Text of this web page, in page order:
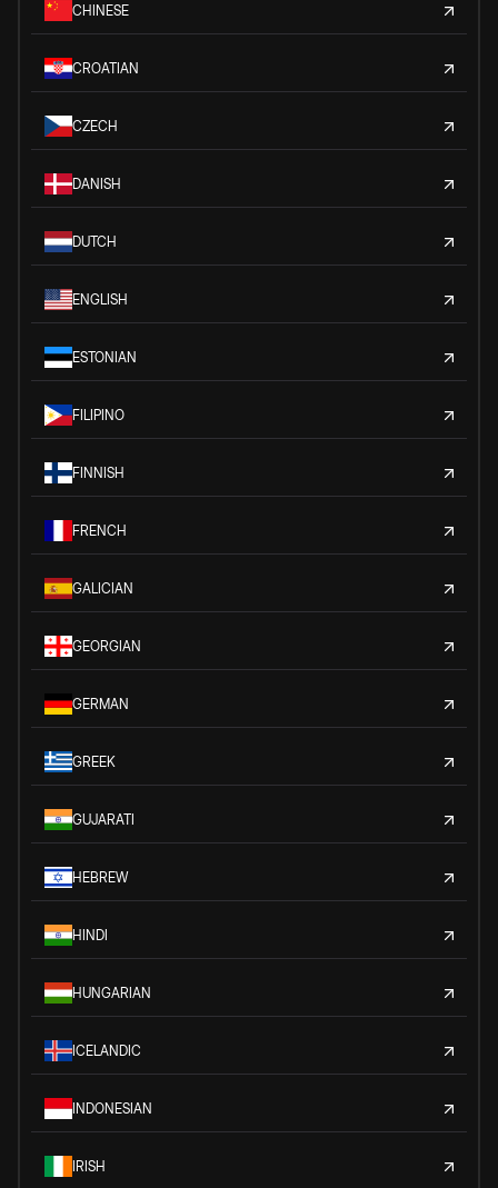
CHINESE
CROATIAN
CZECH
DANISH
DUTCH
ENGLISH
ESTONIAN
FILIPINO
FINNISH
FRENCH
GALICIAN
GEORGIAN
GERMAN
GREEK
GUJARATI
HEBREW
HINDI
HUNGARIAN
ICELANDIC
INDONESIAN
IRISH